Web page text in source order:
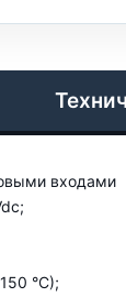
входами
°C);